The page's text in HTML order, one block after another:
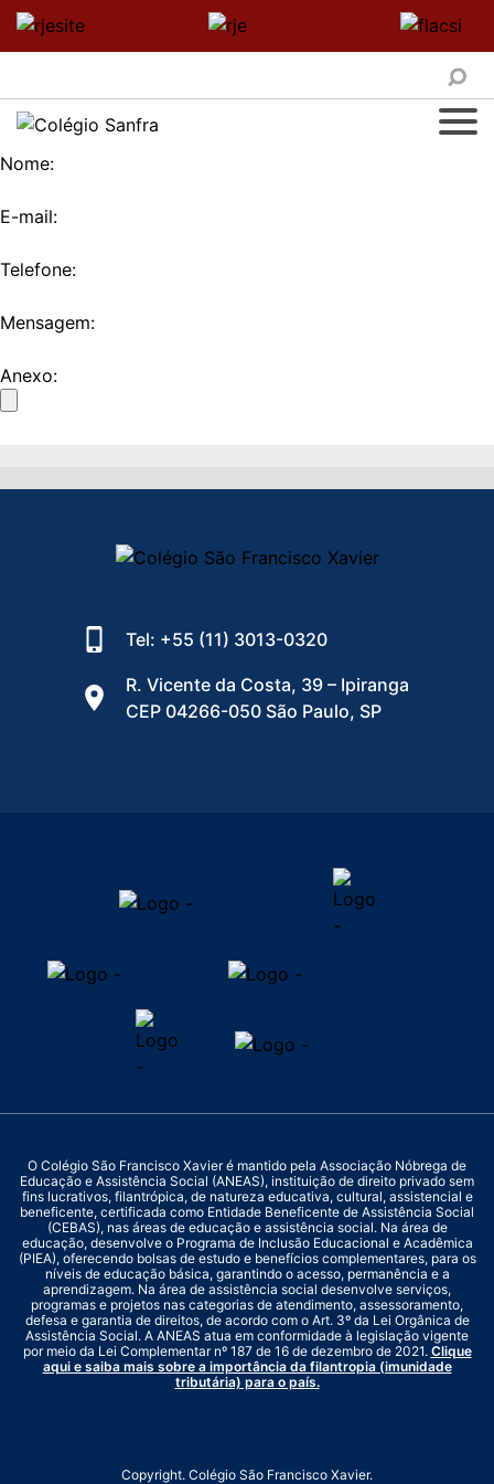
Nome:
E-mail:
Telefone:
Mensagem:
Anexo:
Tel: +55 (11) 3013-0320
R. Vicente da Costa, 39 – Ipiranga
CEP 04266-050 São Paulo, SP
O Colégio São Francisco Xavier é mantido pela Associação Nóbrega de
Educação e Assistência Social (ANEAS), instituição de direito privado sem
fins lucrativos, filantrópica, de natureza educativa, cultural, assistencial e
beneficente, certificada como Entidade Beneficente de Assistência Social
(CEBAS), nas áreas de educação e assistência social. Na área de
educação, desenvolve o Programa de Inclusão Educacional e Acadêmica
(PIEA), oferecendo bolsas de estudo e benefícios complementares, para os
níveis de educação básica, garantindo o acesso, permanência e a
aprendizagem. Na área de assistência social desenvolve serviços,
programas e projetos nas categorias de atendimento, assessoramento,
defesa e garantia de direitos, de acordo com o Art. 3º da Lei Orgânica de
Assistência Social. A ANEAS atua em conformidade à legislação vigente
por meio da Lei Complementar nº 187 de 16 de dezembro de 2021. Clique
aqui e saiba mais sobre a importância da filantropia (imunidade
tributária) para o país.
Copyright. Colégio São Francisco Xavier.